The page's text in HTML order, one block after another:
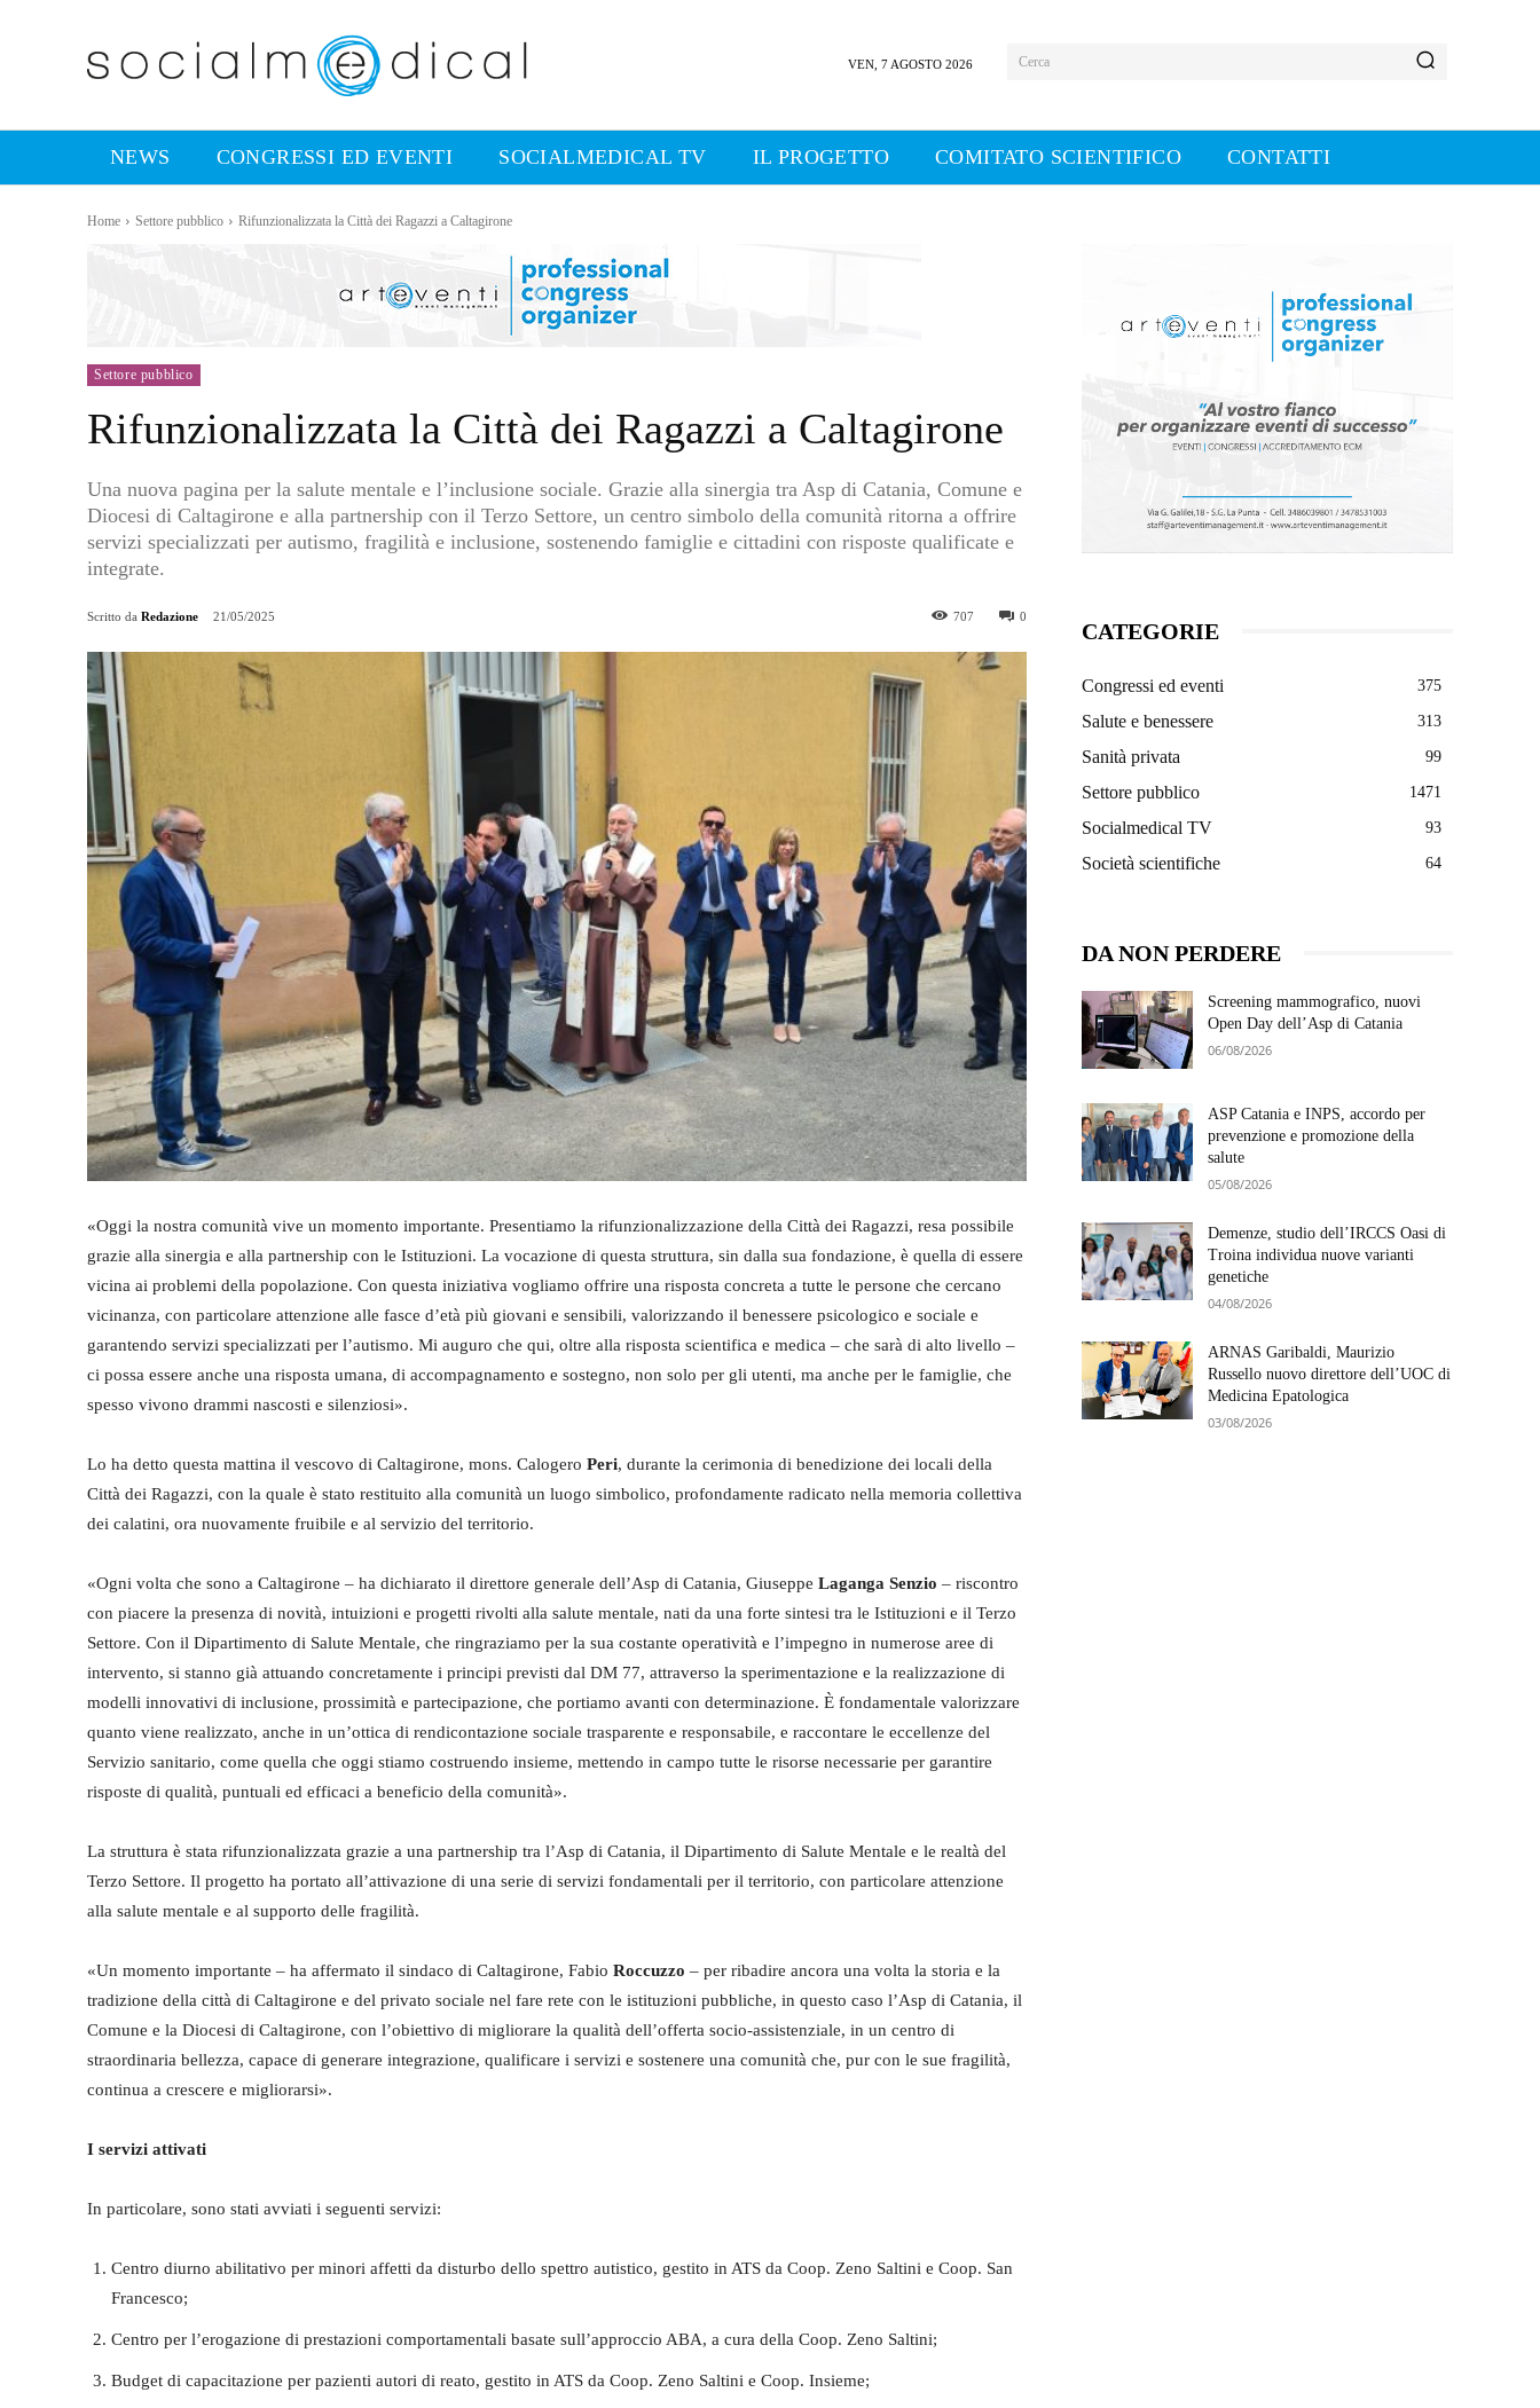
VEN, 7 AGOSTO 2026 Cerca
NEWS CONGRESSI ED EVENTI SOCIALMEDICAL TV IL PROGETTO COMITATO SCIENTIFICO CONTATTI
Home Settore pubblico Rifunzionalizzata la Città dei Ragazzi a Caltagirone
Settore pubblico
Rifunzionalizzata la Città dei Ragazzi a Caltagirone
Una nuova pagina per la salute mentale e l’inclusione sociale. Grazie alla sinergia tra Asp di Catania, Comune e
Diocesi di Caltagirone e alla partnership con il Terzo Settore, un centro simbolo della comunità ritorna a offrire
servizi specializzati per autismo, fragilità e inclusione, sostenendo famiglie e cittadini con risposte qualificate e
integrate.
Scritto da Redazione 21/05/2025 0
707
«Oggi la nostra comunità vive un momento importante. Presentiamo la rifunzionalizzazione della Città dei Ragazzi, resa possibile
grazie alla sinergia e alla partnership con le Istituzioni. La vocazione di questa struttura, sin dalla sua fondazione, è quella di essere
vicina ai problemi della popolazione. Con questa iniziativa vogliamo offrire una risposta concreta a tutte le persone che cercano
vicinanza, con particolare attenzione alle fasce d’età più giovani e sensibili, valorizzando il benessere psicologico e sociale e
garantendo servizi specializzati per l’autismo. Mi auguro che qui, oltre alla risposta scientifica e medica – che sarà di alto livello –
ci possa essere anche una risposta umana, di accompagnamento e sostegno, non solo per gli utenti, ma anche per le famiglie, che
spesso vivono drammi nascosti e silenziosi».
Lo ha detto questa mattina il vescovo di Caltagirone, mons. Calogero Peri, durante la cerimonia di benedizione dei locali della
Città dei Ragazzi, con la quale è stato restituito alla comunità un luogo simbolico, profondamente radicato nella memoria collettiva
dei calatini, ora nuovamente fruibile e al servizio del territorio.
«Ogni volta che sono a Caltagirone – ha dichiarato il direttore generale dell’Asp di Catania, Giuseppe Laganga Senzio – riscontro
con piacere la presenza di novità, intuizioni e progetti rivolti alla salute mentale, nati da una forte sintesi tra le Istituzioni e il Terzo
Settore. Con il Dipartimento di Salute Mentale, che ringraziamo per la sua costante operatività e l’impegno in numerose aree di
intervento, si stanno già attuando concretamente i principi previsti dal DM 77, attraverso la sperimentazione e la realizzazione di
modelli innovativi di inclusione, prossimità e partecipazione, che portiamo avanti con determinazione. È fondamentale valorizzare
quanto viene realizzato, anche in un’ottica di rendicontazione sociale trasparente e responsabile, e raccontare le eccellenze del
Servizio sanitario, come quella che oggi stiamo costruendo insieme, mettendo in campo tutte le risorse necessarie per garantire
risposte di qualità, puntuali ed efficaci a beneficio della comunità».
La struttura è stata rifunzionalizzata grazie a una partnership tra l’Asp di Catania, il Dipartimento di Salute Mentale e le realtà del
Terzo Settore. Il progetto ha portato all’attivazione di una serie di servizi fondamentali per il territorio, con particolare attenzione
alla salute mentale e al supporto delle fragilità.
«Un momento importante – ha affermato il sindaco di Caltagirone, Fabio Roccuzzo – per ribadire ancora una volta la storia e la
tradizione della città di Caltagirone e del privato sociale nel fare rete con le istituzioni pubbliche, in questo caso l’Asp di Catania, il
Comune e la Diocesi di Caltagirone, con l’obiettivo di migliorare la qualità dell’offerta socio-assistenziale, in un centro di
straordinaria bellezza, capace di generare integrazione, qualificare i servizi e sostenere una comunità che, pur con le sue fragilità,
continua a crescere e migliorarsi».
I servizi attivati
In particolare, sono stati avviati i seguenti servizi:
Centro diurno abilitativo per minori affetti da disturbo dello spettro autistico, gestito in ATS da Coop. Zeno Saltini e Coop. San
Francesco;
Centro per l’erogazione di prestazioni comportamentali basate sull’approccio ABA, a cura della Coop. Zeno Saltini;
Budget di capacitazione per pazienti autori di reato, gestito in ATS da Coop. Zeno Saltini e Coop. Insieme;
CATEGORIE
Congressi ed eventi 375
Salute e benessere 313
Sanità privata 99
Settore pubblico 1471
Socialmedical TV 93
Società scientifiche 64
DA NON PERDERE
Screening mammografico, nuovi
Open Day dell’Asp di Catania
06/08/2026
ASP Catania e INPS, accordo per
prevenzione e promozione della
salute
05/08/2026
Demenze, studio dell’IRCCS Oasi di
Troina individua nuove varianti
genetiche
04/08/2026
ARNAS Garibaldi, Maurizio
Russello nuovo direttore dell’UOC di
Medicina Epatologica
03/08/2026